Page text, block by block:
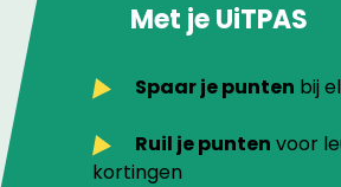
Met je UiTPAS
Spaar je punten bij
Ruil je punten voor
kortingen